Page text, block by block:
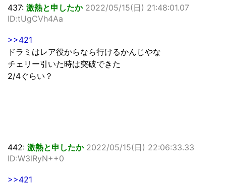
437: 激熱と申したか 2022/05/15(日) 21:48:01.07
ID:tUgCVh4Aa
>>421
ドラミはレア役からなら行けるかんじやな
チェリー引いた時は突破できた
2/4ぐらい？
442: 激熱と申したか 2022/05/15(日) 22:06:33.33
ID:W3lRyN++0
>>421